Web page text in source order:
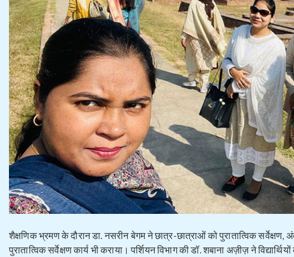
शैक्षणिक भ्रमण के दौरान डा. नसरीन बेगम ने छात्र-छात्राओं को पुरातात्विक
पुरातात्विक सर्वेक्षण कार्य भी कराया। पर्शियन विभाग की डॉ. शबाना अज़ीज़ ने